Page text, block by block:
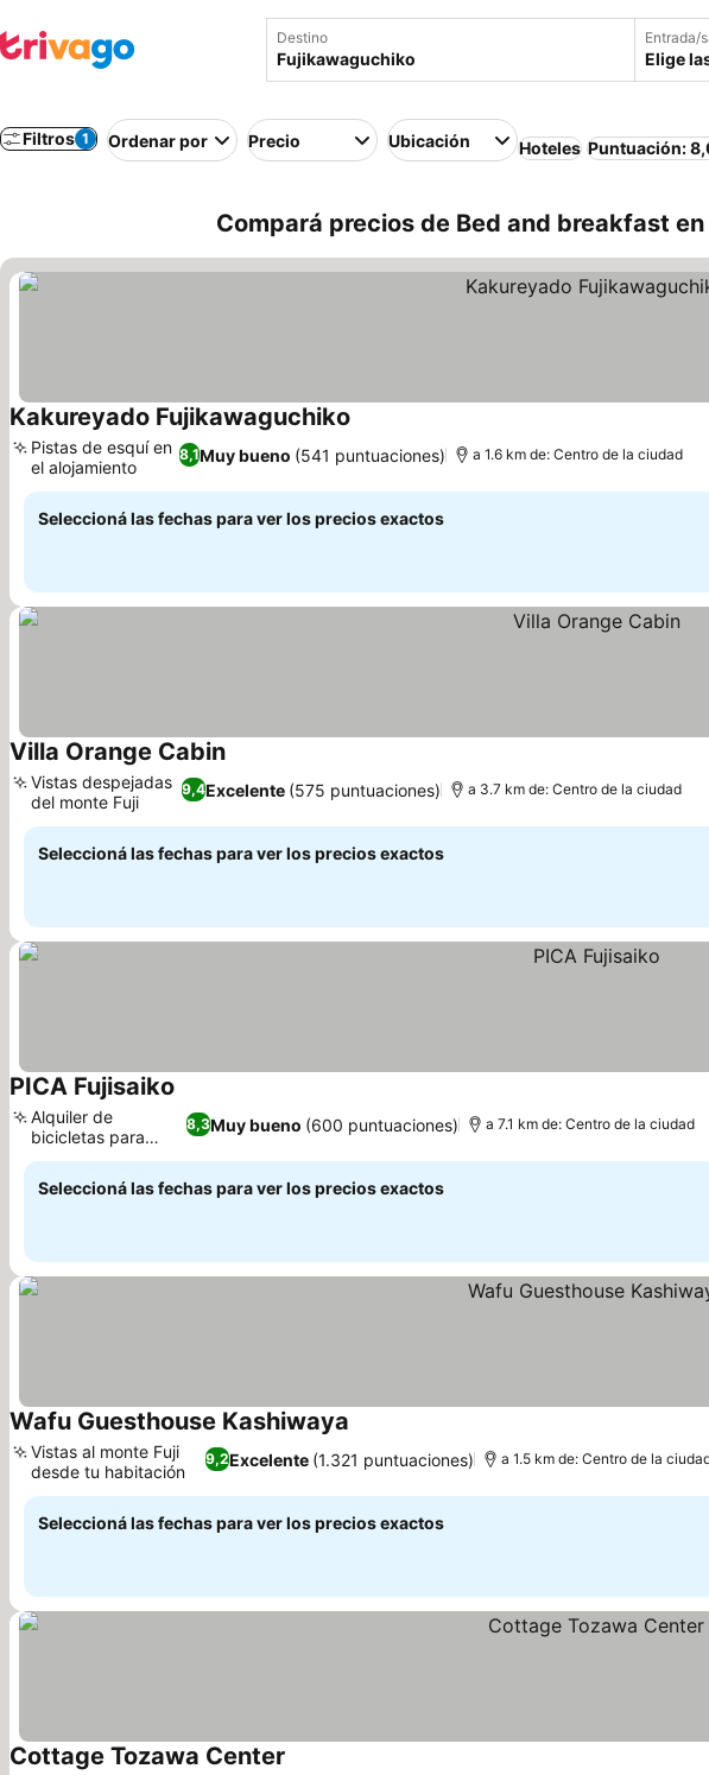
Destino Entrada/
Elige
Filtros 1 Ordenar por Precio Ubicación Hoteles Puntuación:
Compará precios de Bed and breakfast
Kakureyado Fujikawaguchiko
8,1Muy bueno (541 puntuaciones)
Pistas de esquí en
el alojamiento
a 1.6 km de: Centro de la ciudad
Seleccioná las fechas para ver los precios exactos
Villa Orange Cabin
9,4Excelente (575 puntuaciones)
Vistas despejadas
del monte Fuji
a 3.7 km de: Centro de la ciudad
Seleccioná las fechas para ver los precios exactos
PICA Fujisaiko
8,3Muy bueno (600 puntuaciones)
Alquiler de
bicicletas para
explorar
a 7.1 km de: Centro de la ciudad
Seleccioná las fechas para ver los precios exactos
Wafu Guesthouse Kashiwaya
9,2Excelente (1.321 puntuaciones)
Vistas al monte Fuji
desde tu habitación
a 1.5 km de: Centro de la
Seleccioná las fechas para ver los precios exactos
Cottage Tozawa Center